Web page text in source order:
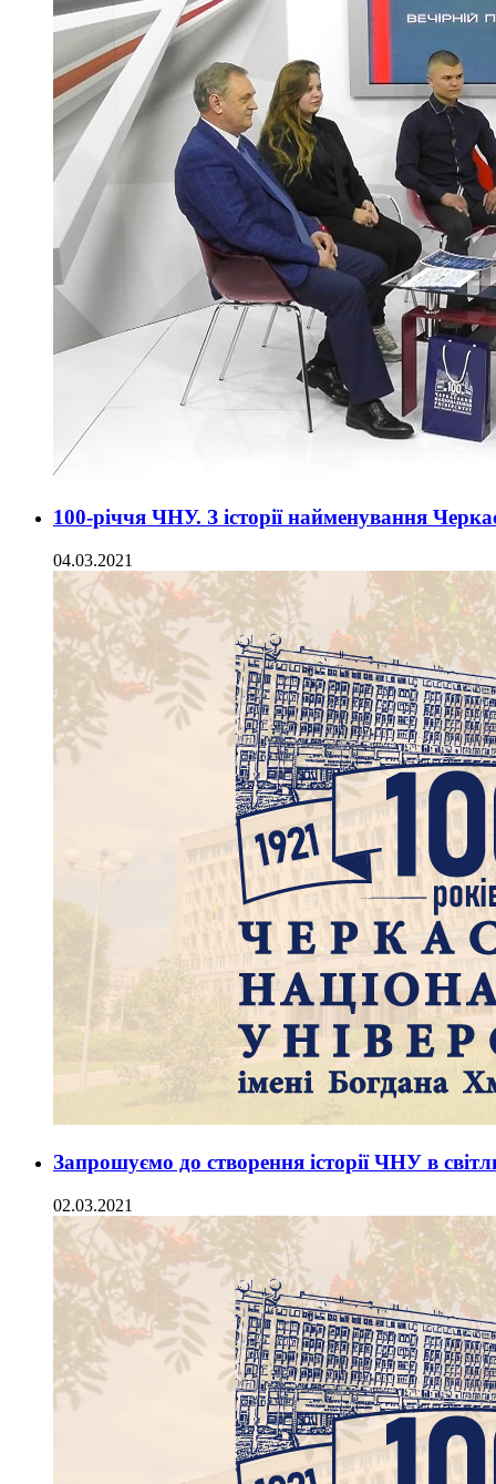
100-річчя ЧНУ. З історії найменування
04.03.2021
Запрошуємо до створення історії ЧНУ в
02.03.2021